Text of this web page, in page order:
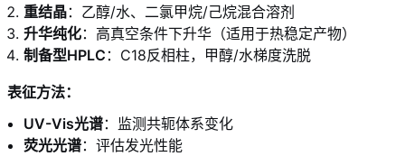
重结晶：乙醇/水、二氯甲烷/己烷混合溶剂
升华纯化：高真空条件下升华（适用于热稳定产物）
制备型HPLC ：C18反相柱，甲醇/水梯度洗脱
表征方法：
UV-Vis光谱：监测共轭体系变化
荧光光谱：评估发光性能